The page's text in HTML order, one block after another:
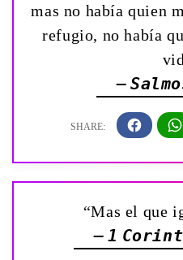
mas no había quien
refugio, no había
—
“Mas el que
— 1